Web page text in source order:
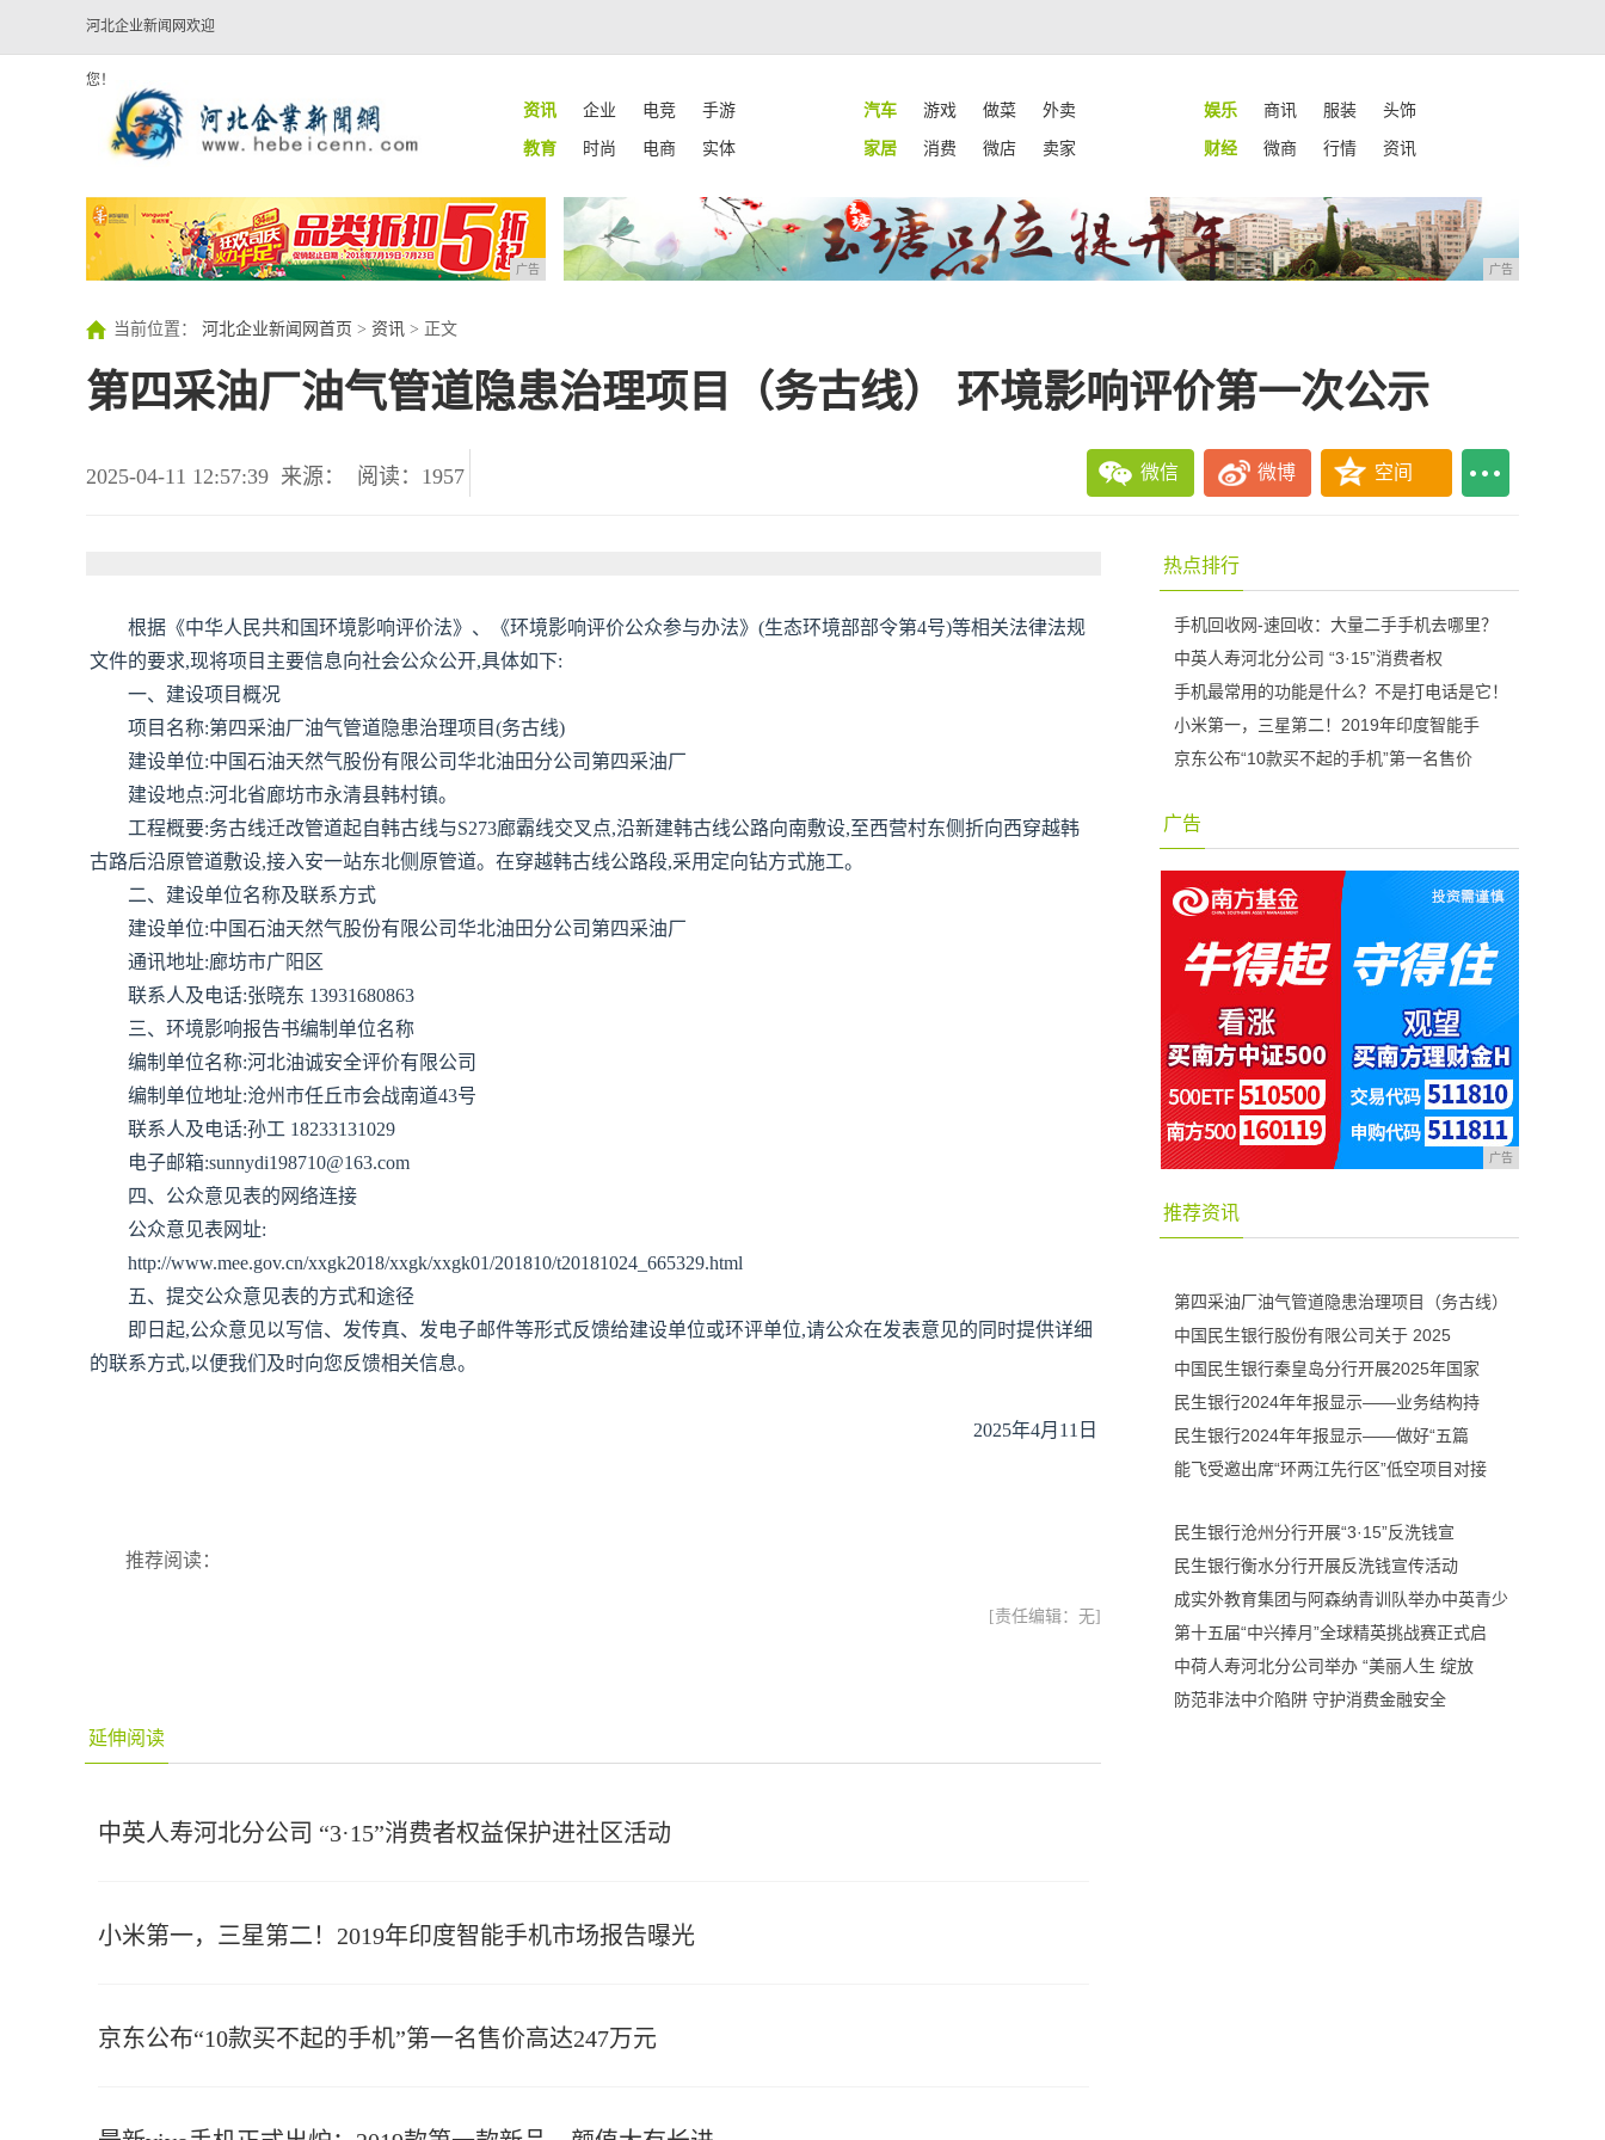
河北企业新闻网欢迎
您！
资讯 企业 电竞 手游 汽车 游戏 做菜 外卖 娱乐 商讯 服装
头饰
教育
时尚 电商 实体 家居 消费 微店 卖家 财经 微商 行情 资讯
广告 广告
当前位置： 河北企业新闻网首页 > 资讯 > 正文
第四采油厂油气管道隐患治理项目（务古线） 环境影响评价第一次公示
2025-04-11 12:57:39 来源： 阅读：1957 微信 微博 空间
根据《中华人民共和国环境影响评价法》、《环境影响评价公众参与办法》(生态环境部部令第4号)等相关法律法规
文件的要求,现将项目主要信息向社会公众公开,具体如下:
一、建设项目概况
项目名称:第四采油厂油气管道隐患治理项目(务古线)
建设单位:中国石油天然气股份有限公司华北油田分公司第四采油厂
建设地点:河北省廊坊市永清县韩村镇。
工程概要:务古线迁改管道起自韩古线与S273廊霸线交叉点,沿新建韩古线公路向南敷设,至西营村东侧折向西穿越韩
古路后沿原管道敷设,接入安一站东北侧原管道。在穿越韩古线公路段,采用定向钻方式施工。
二、建设单位名称及联系方式
建设单位:中国石油天然气股份有限公司华北油田分公司第四采油厂
通讯地址:廊坊市广阳区
联系人及电话:张晓东 13931680863
三、环境影响报告书编制单位名称
编制单位名称:河北油诚安全评价有限公司
编制单位地址:沧州市任丘市会战南道43号
联系人及电话:孙工 18233131029
电子邮箱:sunnydi198710@163.com
四、公众意见表的网络连接
公众意见表网址:
http://www.mee.gov.cn/xxgk2018/xxgk/xxgk01/201810/t20181024_665329.html
五、提交公众意见表的方式和途径
即日起,公众意见以写信、发传真、发电子邮件等形式反馈给建设单位或环评单位,请公众在发表意见的同时提供详细
的联系方式,以便我们及时向您反馈相关信息。
2025年4月11日
推荐阅读：
[责任编辑：无]
延伸阅读
中英人寿河北分公司 “3·15”消费者权益保护进社区活动
小米第一，三星第二！2019年印度智能手机市场报告曝光
京东公布“10款买不起的手机”第一名售价高达247万元
热点排行
手机回收网-速回收：大量二手手机去哪里？
中英人寿河北分公司 “3·15”消费者权
手机最常用的功能是什么？不是打电话是它！
小米第一，三星第二！2019年印度智能手
京东公布“10款买不起的手机”第一名售价
广告
广告
推荐资讯
第四采油厂油气管道隐患治理项目（务古线）
中国民生银行股份有限公司关于 2025
中国民生银行秦皇岛分行开展2025年国家
民生银行2024年年报显示——业务结构持
民生银行2024年年报显示——做好“五篇
能飞受邀出席“环两江先行区”低空项目对接
民生银行沧州分行开展“3·15”反洗钱宣
民生银行衡水分行开展反洗钱宣传活动
成实外教育集团与阿森纳青训队举办中英青少
第十五届“中兴捧月”全球精英挑战赛正式启
中荷人寿河北分公司举办 “美丽人生 绽放
防范非法中介陷阱 守护消费金融安全